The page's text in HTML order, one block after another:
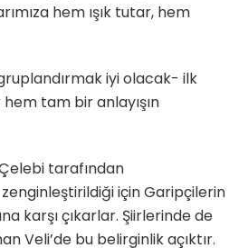
hem ışık tutar, hem
iyi olacak- ilk
tam bir anlayışın
tarafından
için Garipçilerin
karşı çıkarlar. Şiirlerinde de
Veli’de bu belirginlik açıktır.